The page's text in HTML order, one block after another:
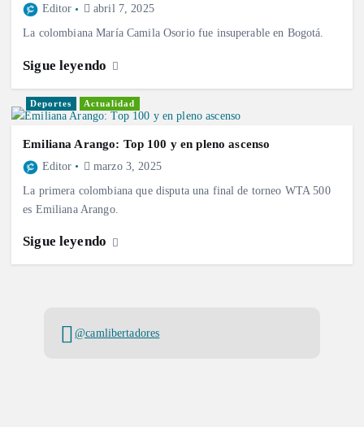
Editor abril 7, 2025
La colombiana María Camila Osorio fue insuperable en Bogotá.
Sigue leyendo
Deportes Actualidad
Emiliana Arango: Top 100 y en pleno ascenso
Editor marzo 3, 2025
La primera colombiana que disputa una final de torneo WTA 500
es Emiliana Arango.
Sigue leyendo
@camlibertadores